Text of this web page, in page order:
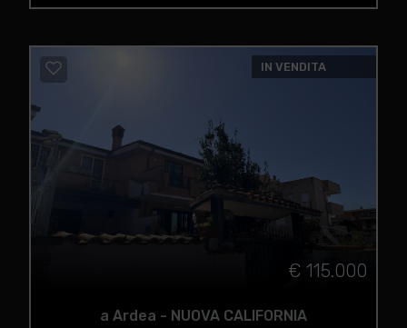
IN VENDITA
€ 115.000
a Ardea - NUOVA CALIFORNIA